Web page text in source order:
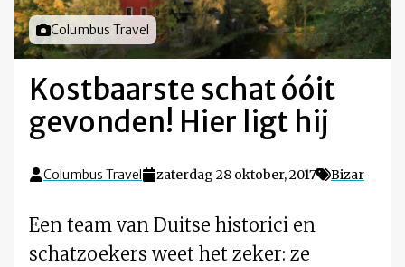
Foto door
Columbus Travel
Kostbaarste schat óóit
gevonden! Hier ligt hij
Columbus Travel zaterdag 28 oktober, 2017 Bizar
Een team van Duitse historici en
schatzoekers weet het zeker: ze